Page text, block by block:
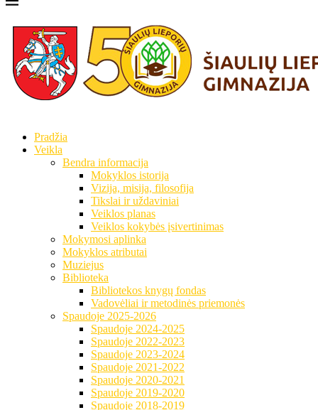
Pradžia
Veikla
Bendra informacija
Mokyklos istorija
Vizija, misija, filosofija
Tikslai ir uždaviniai
Veiklos planas
Veiklos kokybės įsivertinimas
Mokymosi aplinka
Mokyklos atributai
Muziejus
Biblioteka
Bibliotekos knygų fondas
Vadovėliai ir metodinės priemonės
Spaudoje 2025-2026
Spaudoje 2024-2025
Spaudoje 2022-2023
Spaudoje 2023-2024
Spaudoje 2021-2022
Spaudoje 2020-2021
Spaudoje 2019-2020
Spaudoje 2018-2019